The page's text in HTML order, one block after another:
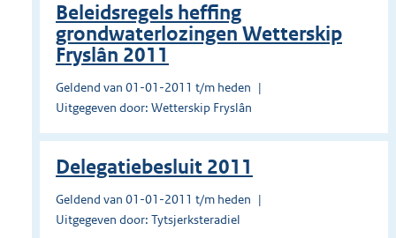
Beleidsregels heffing
grondwaterlozingen Wetterskip
Fryslân 2011
Geldend van 01-01-2011 t/m heden
Uitgegeven door: Wetterskip Fryslân
Delegatiebesluit 2011
Geldend van 01-01-2011 t/m heden
Uitgegeven door: Tytsjerksteradiel